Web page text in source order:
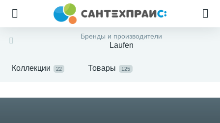
Бренды и производители
Laufen
Коллекции 22 Товары 125